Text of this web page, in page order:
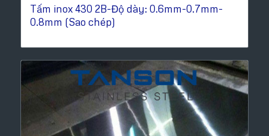
Tấm inox 430 2B-Độ dày: 0.6mm-0.7mm-
0.8mm (Sao chép)